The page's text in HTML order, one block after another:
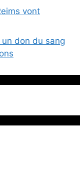
vont
don du sang